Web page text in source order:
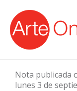
Nota publicada
lunes 3 de